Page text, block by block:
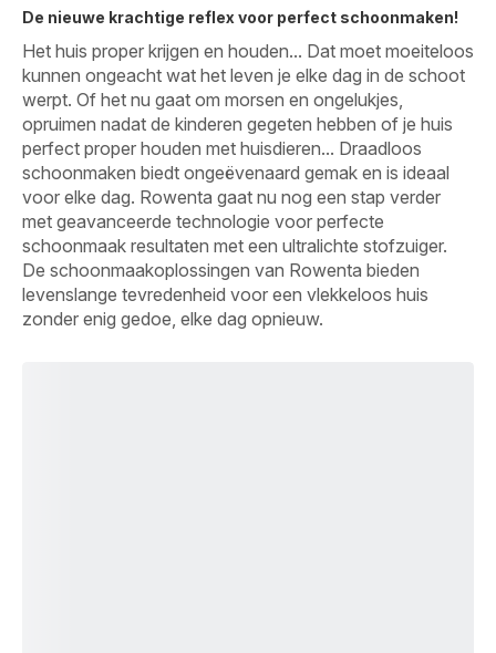
De nieuwe krachtige reflex voor perfect schoonmaken!
Het huis proper krijgen en houden... Dat moet moeiteloos
kunnen ongeacht wat het leven je elke dag in de schoot
werpt. Of het nu gaat om morsen en ongelukjes,
opruimen nadat de kinderen gegeten hebben of je huis
perfect proper houden met huisdieren... Draadloos
schoonmaken biedt ongeëvenaard gemak en is ideaal
voor elke dag. Rowenta gaat nu nog een stap verder
met geavanceerde technologie voor perfecte
schoonmaak resultaten met een ultralichte stofzuiger.
De schoonmaakoplossingen van Rowenta bieden
levenslange tevredenheid voor een vlekkeloos huis
zonder enig gedoe, elke dag opnieuw.